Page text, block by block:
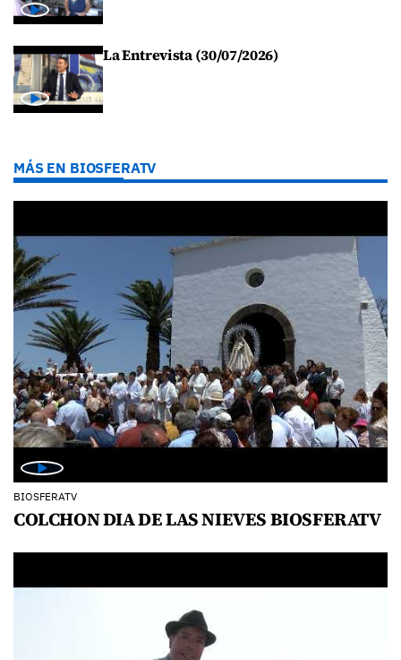
La Entrevista (30/07/2026)
MÁS EN BIOSFERATV
BIOSFERATV
COLCHON DIA DE LAS NIEVES BIOSFERATV